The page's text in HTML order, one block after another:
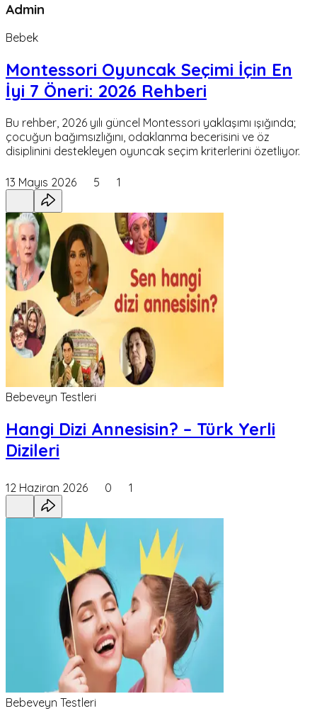
Admin
Bebek
Montessori Oyuncak Seçimi İçin En
İyi 7 Öneri: 2026 Rehberi
Bu rehber, 2026 yılı güncel Montessori yaklaşımı ışığında;
çocuğun bağımsızlığını, odaklanma becerisini ve öz
disiplinini destekleyen oyuncak seçim kriterlerini özetliyor.
13 Mayıs 2026 5 1
Bebeveyn Testleri
Hangi Dizi Annesisin? – Türk Yerli
Dizileri
12 Haziran 2026 0 1
Bebeveyn Testleri